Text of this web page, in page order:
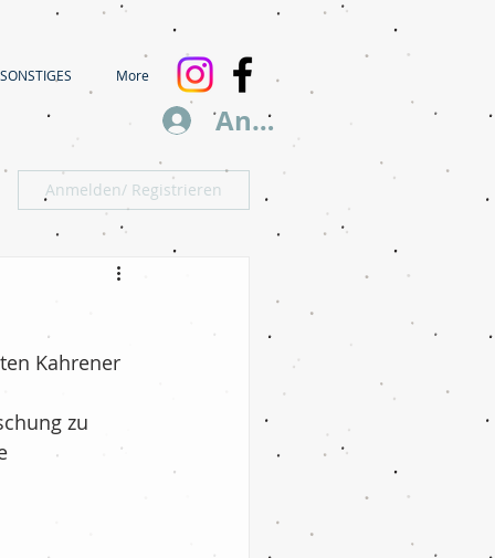
SONSTIGES More
Anmelden
Anmelden/ Registrieren
Kahrener
zu